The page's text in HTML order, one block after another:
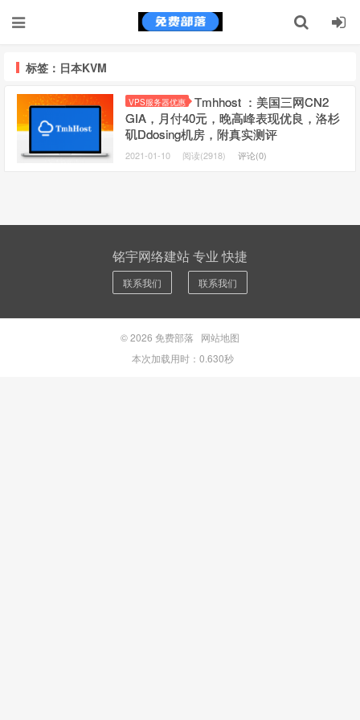
标签：日本KVM
VPS服务器优惠
Tmhhost ：美国三网CN2
GIA，月付40元，晚高峰表现优良，洛杉
矶Ddosing机房，附真实测评
2021-01-10 阅读(2918) 评论(0)
铭宇网络建站 专业 快捷
联系我们 联系我们
© 2026 免费部落
网站地图
本次加载用时：0.630秒